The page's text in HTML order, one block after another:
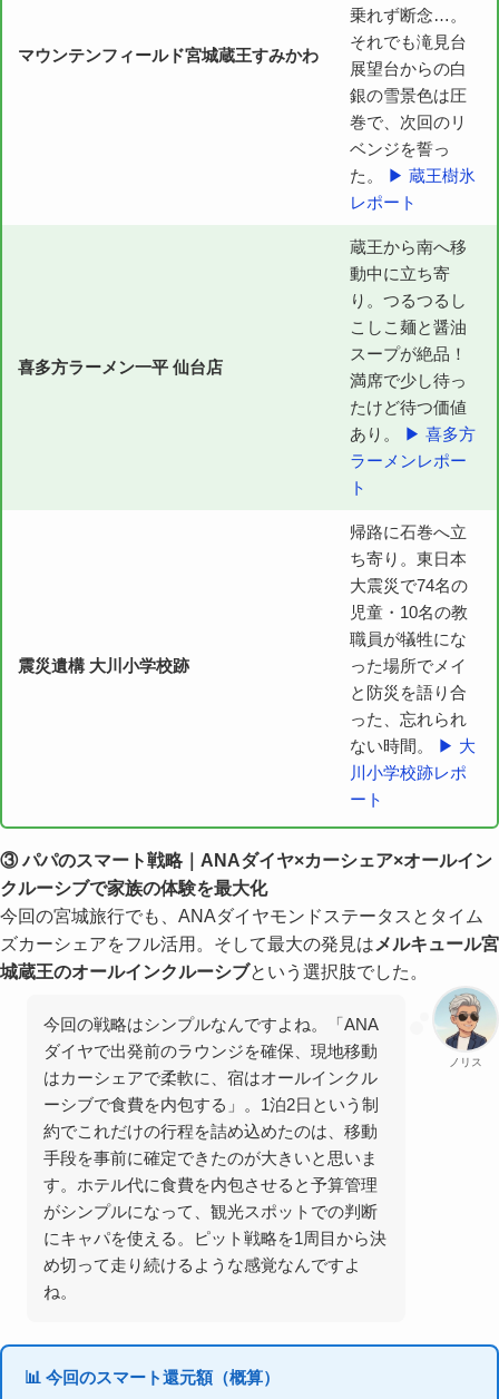
マウンテンフィールド宮城蔵王すみかわ
乗れず断念…。
それでも滝見台
展望台からの白
銀の雪景色は圧
巻で、次回のリ
ベンジを誓っ
た。
▶ 蔵王樹氷
レポート
喜多方ラーメン一平 仙台店
蔵王から南へ移
動中に立ち寄
り。つるつるし
こしこ麺と醤油
スープが絶品！
満席で少し待っ
たけど待つ価値
あり。
▶ 喜多方
ラーメンレポー
ト
震災遺構 大川小学校跡
帰路に石巻へ立
ち寄り。東日本
大震災で74名の
児童・10名の教
職員が犠牲にな
った場所でメイ
と防災を語り合
った、忘れられ
ない時間。
▶ 大
川小学校跡レポ
ート
③ パパのスマート戦略｜ANAダイヤ×カーシェア×オールイン
クルーシブで家族の体験を最大化
今回の宮城旅行でも、ANAダイヤモンドステータスとタイム
ズカーシェアをフル活用。そして最大の発見は メルキュール宮
城蔵王のオールインクルーシブという選択肢でした。
ノリス
今回の戦略はシンプルなんですよね。「ANA
ダイヤで出発前のラウンジを確保、現地移動
はカーシェアで柔軟に、宿はオールインクル
ーシブで食費を内包する」。1泊2日という制
約でこれだけの行程を詰め込めたのは、移動
手段を事前に確定できたのが大きいと思いま
す。ホテル代に食費を内包させると予算管理
がシンプルになって、観光スポットでの判断
にキャパを使える。ピット戦略を1周目から決
め切って走り続けるような感覚なんですよ
ね。
📊 今回のスマート還元額（概算）